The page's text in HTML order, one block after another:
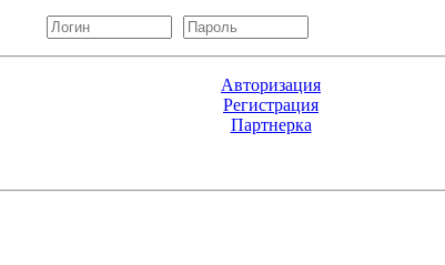
Авторизация
Регистрация
Партнерка